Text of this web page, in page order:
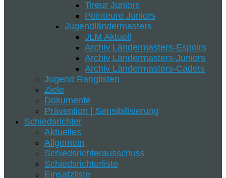
Tireur Juniors
Pointeure Juniors
Jugendländermasters
JLM Aktuell
Archiv Ländermasters-Espoirs
Archiv Ländermasters-Juniors
Archiv Ländermasters-Cadets
Jugend Ranglisten
Ziele
Dokumente
Prävention | Sensibilisierung
Schiedsrichter
Aktuelles
Allgemein
Schiedsrichterausschuss
Schiedsrichterliste
Einsatzliste